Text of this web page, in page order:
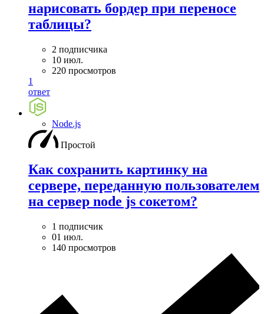
нарисовать бордер при переносе
таблицы?
2 подписчика
10 июл.
220 просмотров
1
ответ
Node.js
Простой
Как сохранить картинку на
сервере, переданную пользователем
на сервер node js сокетом?
1 подписчик
01 июл.
140 просмотров